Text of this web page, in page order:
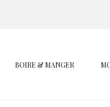
BOIRE & MANGER